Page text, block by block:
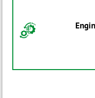
HSE 329-
E